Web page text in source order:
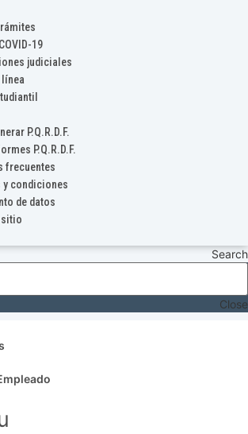
19
judiciales
línea
P.Q.R.D.F.
P.Q.R.D.F.
frecuentes
y condiciones
de datos
sitio
Search
Close